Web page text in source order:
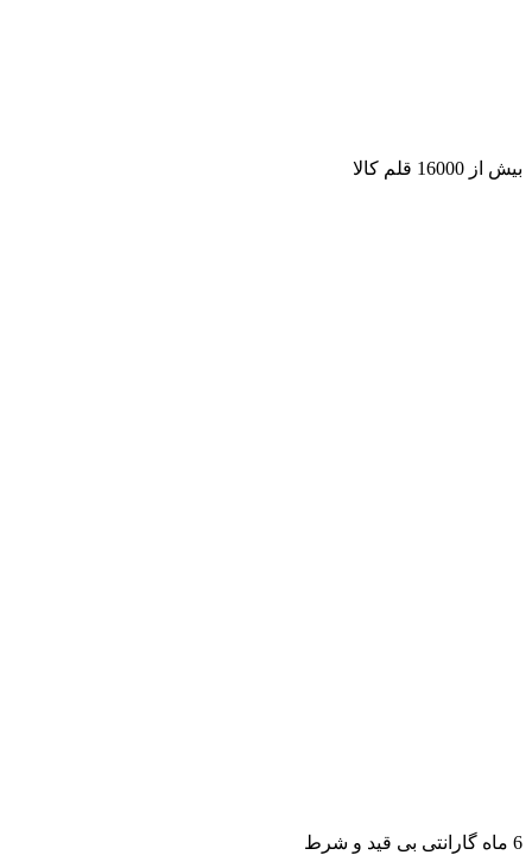
بیش از 16000 قلم کالا
6 ماه گارانتی بی قید و شرط